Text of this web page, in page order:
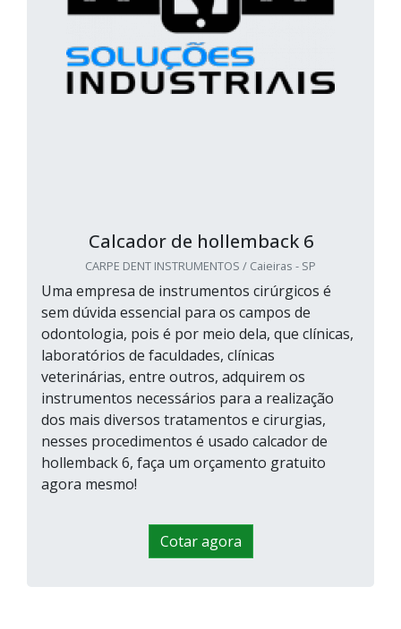
Calcador de hollemback 6
CARPE DENT INSTRUMENTOS / Caieiras - SP
Uma empresa de instrumentos cirúrgicos é
sem dúvida essencial para os campos de
odontologia, pois é por meio dela, que clínicas,
laboratórios de faculdades, clínicas
veterinárias, entre outros, adquirem os
instrumentos necessários para a realização
dos mais diversos tratamentos e cirurgias,
nesses procedimentos é usado calcador de
hollemback 6, faça um orçamento gratuito
agora mesmo!
Cotar agora